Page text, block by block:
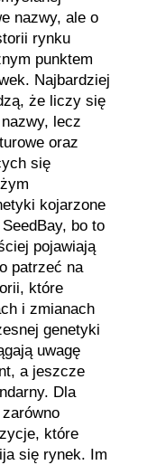
nazwy, ale o
rynku
punktem
Najbardziej
że liczy się
lecz
oraz
się
kojarzone
bo to
pojawiają
patrzeć na
które
i zmianach
genetyki
uwagę
a jeszcze
Dla
które
się rynek. Im